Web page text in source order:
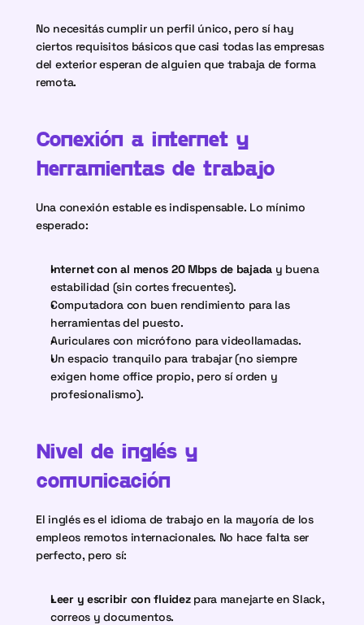
No necesitás cumplir un perfil único, pero sí hay
ciertos requisitos básicos que casi todas las empresas
del exterior esperan de alguien que trabaja de forma
remota.
Conexión a internet y
herramientas de trabajo
Una conexión estable es indispensable. Lo mínimo
esperado:
Internet con al menos 20 Mbps de bajada y buena
estabilidad (sin cortes frecuentes).
Computadora con buen rendimiento para las
herramientas del puesto.
Auriculares con micrófono para videollamadas.
Un espacio tranquilo para trabajar (no siempre
exigen home office propio, pero sí orden y
profesionalismo).
Nivel de inglés y
comunicación
El inglés es el idioma de trabajo en la mayoría de los
empleos remotos internacionales. No hace falta ser
perfecto, pero sí:
Leer y escribir con fluidez para manejarte en Slack,
correos y documentos.